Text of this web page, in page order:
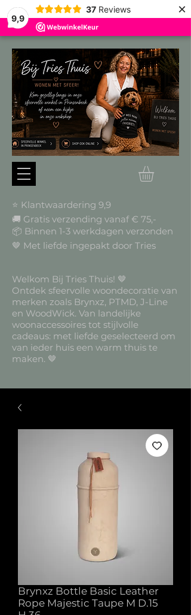
9,9
37 Reviews ×
⭐ Klantwaardering 9,9
🚚 Gratis verzending vanaf € 75,-
📦 Binnen 1-3 werkdagen verzonden
🤎 Met liefde ingepakt door Tries
Welkom Bij Tries Thuis! 🤎
Ontdek sfeervolle woondecoratie van
merken zoals Brynxz, PTMD, J-Line
en WoodWick. Van landelijke
woonaccessoires tot stijlvolle
cadeaus: met liefde geselecteerd om
van ieder huis een warm thuis te
maken. 🤎
Brynxz Bottle Basic Leather
Rope Majestic Taupe M D.15